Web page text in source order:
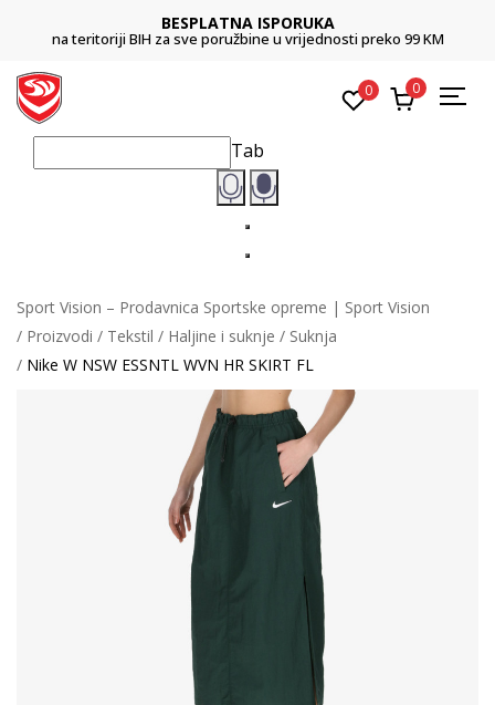
BESPLATNA ISPORUKA
na teritoriji BIH za sve poružbine u vrijednosti preko 99 KM
0 0
Tab
Sport Vision – Prodavnica Sportske opreme | Sport Vision
Proizvodi
Tekstil Haljine i suknje
Suknja
Nike W NSW ESSNTL WVN HR SKIRT FL